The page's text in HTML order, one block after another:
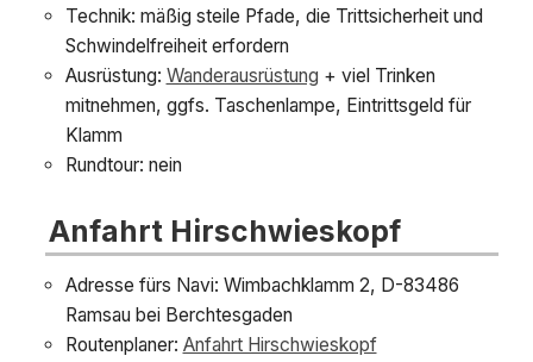
Technik: mäßig steile Pfade, die Trittsicherheit und
Schwindelfreiheit erfordern
Ausrüstung: Wanderausrüstung + viel Trinken
mitnehmen, ggfs. Taschenlampe, Eintrittsgeld für
Klamm
Rundtour: nein
Anfahrt Hirschwieskopf
Adresse fürs Navi: Wimbachklamm 2, D-83486
Ramsau bei Berchtesgaden
Routenplaner: Anfahrt Hirschwieskopf